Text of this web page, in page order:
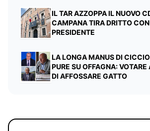
IL TAR AZZOPPA IL NUOVO
CAMPANA TIRA DRITTO
PRESIDENTE
LA LONGA MANUS DI
PURE SU OFFAGNA: VOTARE
DI AFFOSSARE GATTO